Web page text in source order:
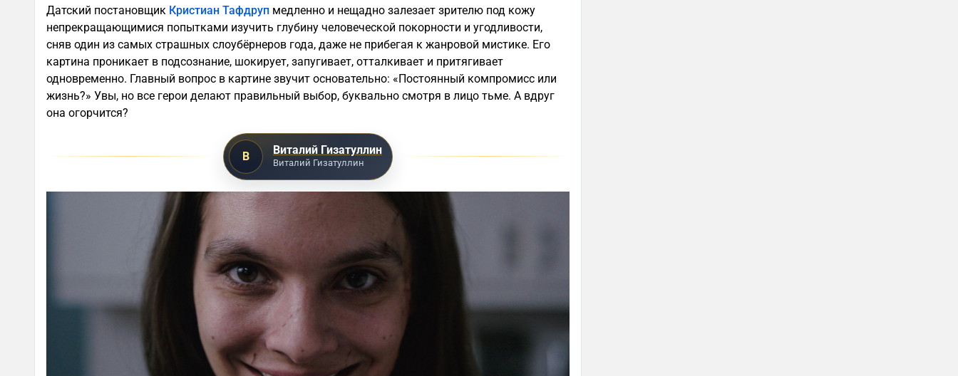
Датский постановщик Кристиан Тафдруп медленно и нещадно залезает зрителю под кожу
непрекращающимися попытками изучить глубину человеческой покорности и угодливости,
сняв один из самых страшных слоубёрнеров года, даже не прибегая к жанровой мистике. Его
картина проникает в подсознание, шокирует, запугивает, отталкивает и притягивает
одновременно. Главный вопрос в картине звучит основательно: «Постоянный компромисс или
жизнь?» Увы, но все герои делают правильный выбор, буквально смотря в лицо тьме. А вдруг
она огорчится?
В Виталий Гизатуллин
Виталий Гизатуллин